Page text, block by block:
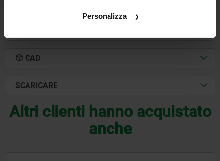
Personalizza
CAD
SCARICARE
Altri clienti hanno acquistato
anche